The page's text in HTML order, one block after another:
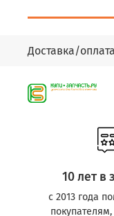
Доставка/оплата
10 лет в
с 2013 года